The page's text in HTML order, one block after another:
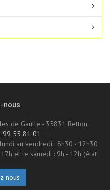
nous
de Gaulle - 35831 Betton
99 55 81 01
au vendredi : 8h30 - 12h30
et le samedi : 9h - 12h (état
nous